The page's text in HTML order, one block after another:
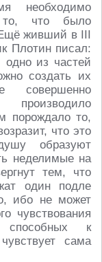
необходимо
то, что было
живший в III
Плотин писал:
одно из частей
создать их
совершенно
порождало то,
что это
образуют
неделимые на
тем, что
один подле
ибо не может
чувствования
к
сама